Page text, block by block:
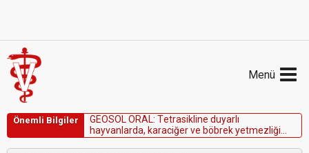
Menü
Önemli Bilgiler GEOSOL ORAL: Tetrasikine duyarı
hayvan arda, karaciğerve böbrekyetmez iği
olanlardakullanılmamalıdır.